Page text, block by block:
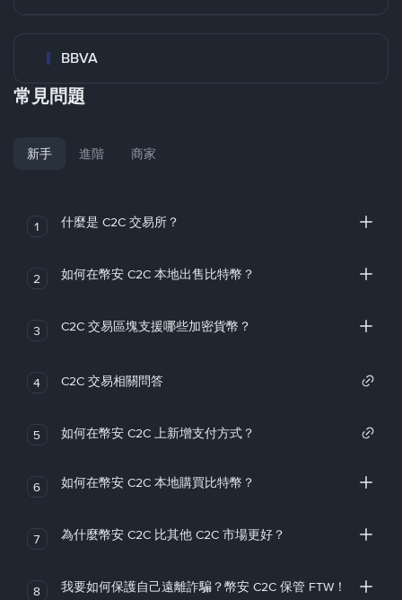
BBVA
常見問題
新手 進階 商家
1 什麼是 C2C 交易所？
2 如何在幣安 C2C 本地出售比特幣？
3 C2C 交易區塊支援哪些加密貨幣？
4 C2C 交易相關問答
5 如何在幣安 C2C 上新增支付方式？
6 如何在幣安 C2C 本地購買比特幣？
7 為什麼幣安 C2C 比其他 C2C 市場更好？
8 我要如何保護自己遠離詐騙？幣安 C2C 保管 FTW！